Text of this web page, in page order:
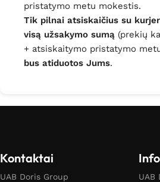
pristatymo metu mokestis.
Tik pilnai atsiskaičius su
visą užsakymo sumą (prekių
+ atsiskaitymo pristatymo
bus atiduotos Jums.
Kontaktai
UAB Doris Group
UAB